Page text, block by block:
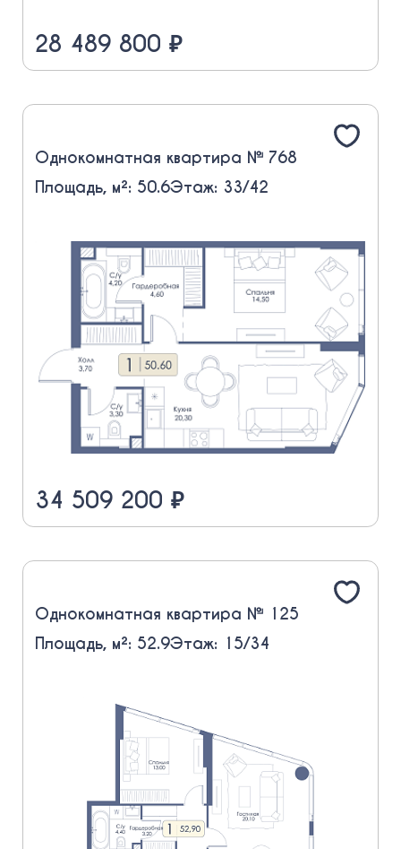
28 489 800 ₽
Однокомнатная квартира № 768
Площадь, м²: 50.6Этаж: 33/42
34 509 200 ₽
Однокомнатная квартира № 125
Площадь, м²: 52.9Этаж: 15/34